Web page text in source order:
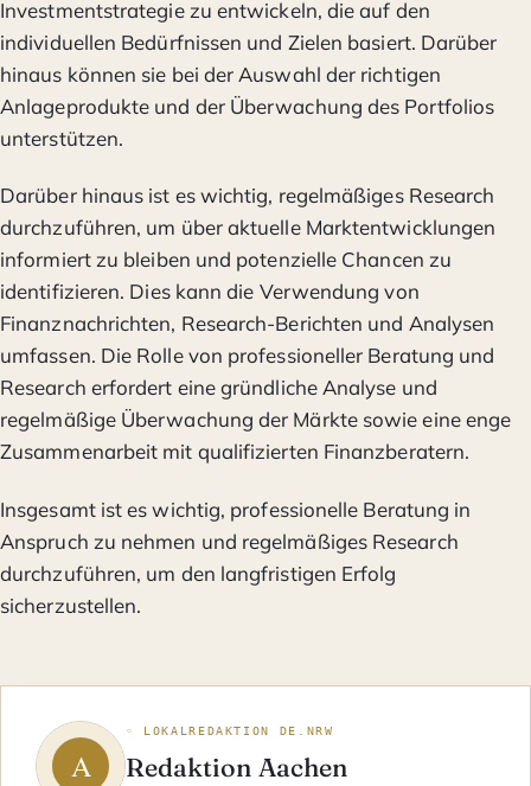
Investmentstrategie zu entwickeln, die auf den
individuellen Bedürfnissen und Zielen basiert. Darüber
hinaus können sie bei der Auswahl der richtigen
Anlageprodukte und der Überwachung des Portfolios
unterstützen.
Darüber hinaus ist es wichtig, regelmäßiges Research
durchzuführen, um über aktuelle Marktentwicklungen
informiert zu bleiben und potenzielle Chancen zu
identifizieren. Dies kann die Verwendung von
Finanznachrichten, Research-Berichten und Analysen
umfassen. Die Rolle von professioneller Beratung und
Research erfordert eine gründliche Analyse und
regelmäßige Überwachung der Märkte sowie eine enge
Zusammenarbeit mit qualifizierten Finanzberatern.
Insgesamt ist es wichtig, professionelle Beratung in
Anspruch zu nehmen und regelmäßiges Research
durchzuführen, um den langfristigen Erfolg
sicherzustellen.
◦ LOKALREDAKTION DE.NRW
Redaktion Aachen